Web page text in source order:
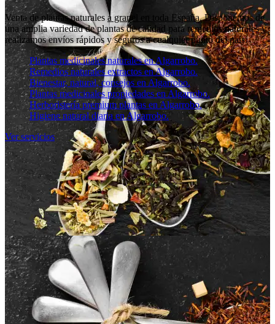
Venta de plantas naturalesa granel en toda España. Disponemos de
una amplia variedad de plantas de calidad para remedios naturales y
realizamos envíos rápidos y seguros a cualquier punto del país.
Plantas medicinales naturales en Algarrobo.
Remedios naturales extractos en Algarrobo.
Bienestar, natural, consejos en Algarrobo.
Plantas medicinales propiedades en Algarrobo.
Herboristería premium plantas en Algarrobo.
Higiene natural diaria en Algarrobo.
Ver servicios